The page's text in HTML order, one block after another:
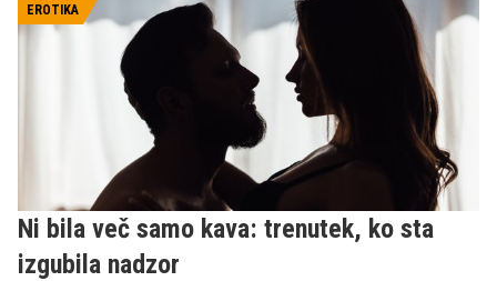
sprožila veliko pozornosti med navijači in
strokovnjaki.
EROTIKA
Ni bila več samo kava: trenutek, ko sta
izgubila nadzor